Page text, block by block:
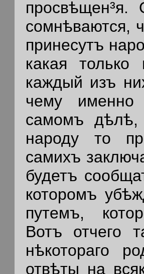
сомнѣваются,
принесутъ
какая
каждый изъ
чему
самомъ дѣлѣ,
народу то
самихъ
будетъ
которомъ
путемъ,
Вотъ отчего
нѣкотораго
отвѣты на